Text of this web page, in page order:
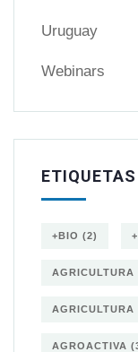
Uruguay
Webinars
ETIQUETAS
+BIO (2)
AGRICULTURA
AGRICULTURA
AGROACTIVA